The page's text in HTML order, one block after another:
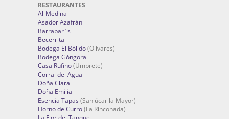
RESTAURANTES
Al-Medina
Asador Azafrán
Barrabar´s
Becerrita
Bodega El Bólido(Olivares)
Bodega Góngora
Casa Rufino(Umbrete)
Corral del Agua
Doña Clara
Doña Emilia
Esencia Tapas (Sanlúcar la Mayor)
Horno de Curro(La Rinconada)